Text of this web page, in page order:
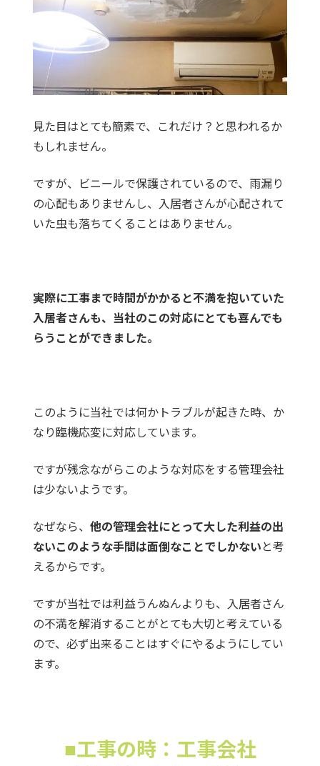
見た目はとても簡素で、これだけ？と思われるか
もしれません。
ですが、ビニールで保護されているので、雨漏り
の心配もありませんし、入居者さんが心配されて
いた虫も落ちてくることはありません。
実際に工事まで時間がかかると不満を抱いていた
入居者さんも、当社のこの対応にとても喜んでも
らうことができました。
このように当社では何かトラブルが起きた時、か
なり臨機応変に対応しています。
ですが残念ながらこのような対応をする管理会社
は少ないようです。
なぜなら、他の管理会社にとって大した利益の出
ないこのような手間は面倒なことでしかない と考
えるからです。
ですが当社では利益うんぬんよりも、入居者さん
の不満を解消することがとても大切と考えている
ので、必ず出来ることはすぐにやるようにしてい
ます。
■工事の時：工事会社